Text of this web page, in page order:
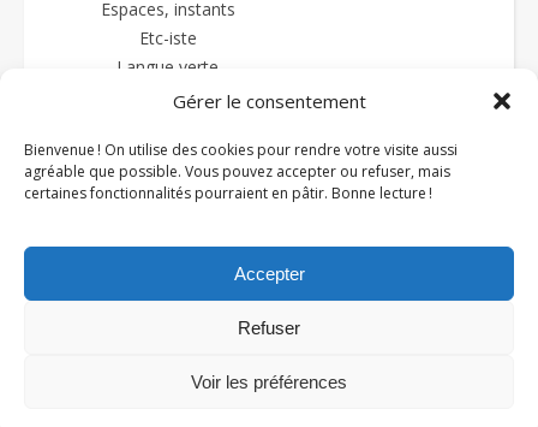
Gérer le consentement
Bienvenue ! On utilise des cookies pour rendre votre visite aussi
agréable que possible. Vous pouvez accepter ou refuser, mais
certaines fonctionnalités pourraient en pâtir. Bonne lecture !
Accepter
Refuser
Voir les préférences
Espaces, instants
Etc-iste
Langue verte
La langue sauce-piquante
Textures
Zazipo
Thème Ashe parWP Royal